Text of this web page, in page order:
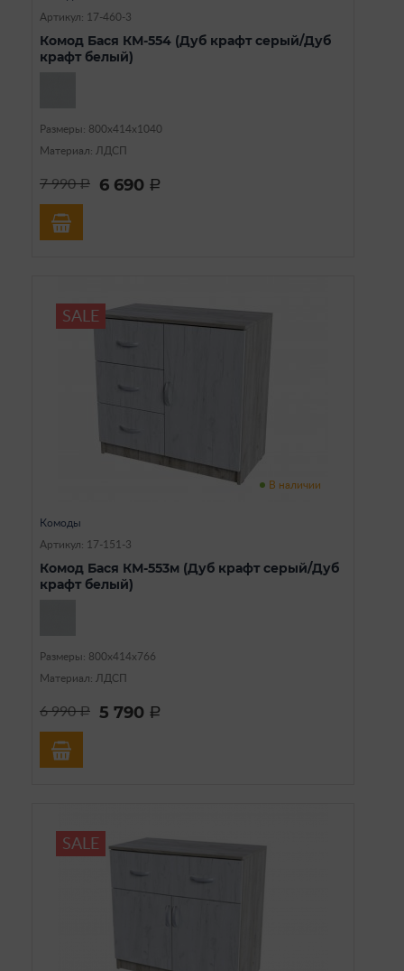
Артикул: 17-460-3
Комод Бася КМ-554 (Дуб крафт серый/Дуб
крафт белый)
Размеры: 800х414х1040
Материал: ЛДСП
7 990a 6 690 a
SALE
В наличии
Комоды
Артикул: 17-151-3
Комод Бася КМ-553м (Дуб крафт серый/Дуб
крафт белый)
Размеры: 800х414х766
Материал: ЛДСП
6 990a 5 790 a
SALE